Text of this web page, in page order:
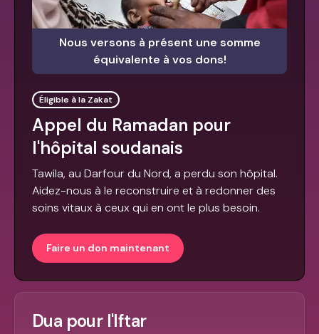
Nous versons à présent une somme
équivalente à vos dons!
Éligible à la Zakat
Appel du Ramadan pour
l'hôpital soudanais
Tawila, au Darfour du Nord, a perdu son hôpital.
Aidez-nous à le reconstruire et à redonner des
soins vitaux à ceux qui en ont le plus besoin.
Faire un don maintenant
Dua pour l'Iftar